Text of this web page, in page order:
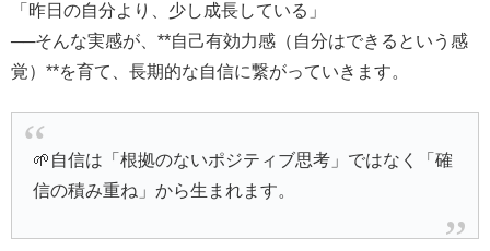
「昨日の自分より、少し成長している」
──そんな実感が、**自己有効力感（自分はできるという感
覚）**を育て、長期的な自信に繋がっていきます。
🌱自信は「根拠のないポジティブ思考」ではなく「確
信の積み重ね」から生まれます。